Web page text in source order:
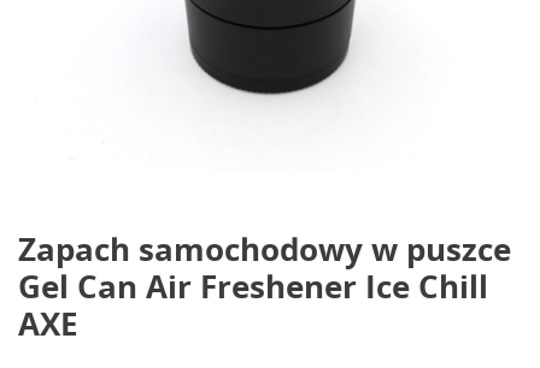
Zapach samochodowy w puszce
Gel Can Air Freshener Ice Chill
AXE